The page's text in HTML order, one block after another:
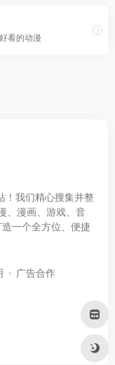
看的动漫
！我们精心搜集并整
、漫画、游戏、音
一个全方位、便捷
广告合作